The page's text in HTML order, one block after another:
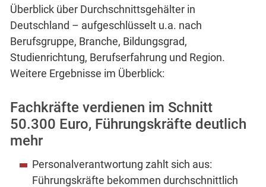
Überblick über Durchschnittsgehälter in
Deutschland – aufgeschlüsselt u.a. nach
Berufsgruppe, Branche, Bildungsgrad,
Studienrichtung, Berufserfahrung und Region.
Weitere Ergebnisse im Überblick:
Fachkräfte verdienen im Schnitt
50.300 Euro, Führungskräfte deutlich
mehr
Personalverantwortung zahlt sich aus:
Führungskräfte bekommen durchschnittlich